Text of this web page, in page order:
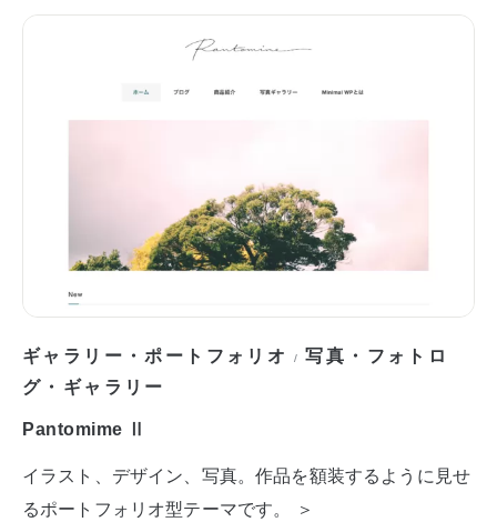
ギャラリー・ポートフォリオ /写真・フォトロ
グ・ギャラリー
Pantomime Ⅱ
イラスト、デザイン、写真。作品を額装するように見せ
るポートフォリオ型テーマです。 ＞